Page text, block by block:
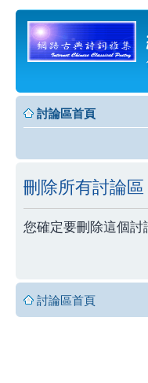
討論區首頁
刪除所有討論
您確定要刪除這個討
討論區首頁